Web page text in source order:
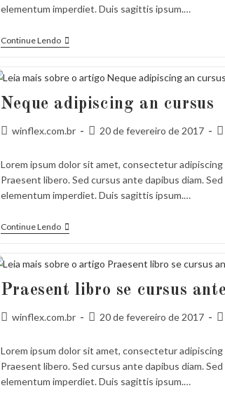
elementum imperdiet. Duis sagittis ipsum.…
Continue LendoDuis
Sagitis
Prasent
Neque adipiscing an cursus
Autor
post:
winflex.com.br
Post20 de fevereiro de 2017
Lorem ipsum dolor sit amet, consectetur
Praesent libero. Sed cursus ante dapibus diam.
elementum imperdiet. Duis sagittis ipsum.…
Continue LendoNeque
Adipiscing
Cursus
Praesent libro se cursus ante
Autor
post:
winflex.com.br
Post20 de fevereiro de 2017
Lorem ipsum dolor sit amet, consectetur
Praesent libero. Sed cursus ante dapibus diam.
elementum imperdiet. Duis sagittis ipsum.…